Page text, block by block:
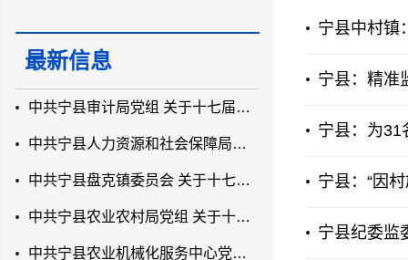
最新信息
中共宁县审计局党组 关于十七届县委第七轮巡察反馈意见整改落实进展情况的通报
中共宁县人力资源和社会保障局党组 关于十七届县委第七轮巡察反馈意见整改落实进展情况的通报
中共宁县盘克镇委员会 关于十七届县委第七轮巡察反馈意见整改落实进展情况的通报
中共宁县农业农村局党组 关于十七届县委第七轮巡察反馈意见整改落实进展情况的通报
中共宁县农业机械化服务中心党支部 关于十七届县委第七轮巡察反馈意见整改落实进展情况的通报
宁县中村镇
宁县：精准
宁县：为31
宁县：“因
宁县纪委监